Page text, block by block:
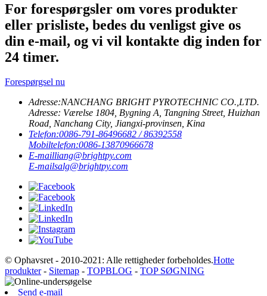
For forespørgsler om vores produkter
eller prisliste, bedes du venligst give os
din e-mail, og vi vil kontakte dig inden for
24 timer.
Forespørgsel nu
Adresse:NANCHANG BRIGHT PYROTECHNIC CO.,LTD.
Adresse: Værelse 1804, Bygning A, Tangning Street, Huizhan
Road, Nanchang City, Jiangxi-provinsen, Kina
Telefon:0086-791-86496682 / 86392558
Mobiltelefon:0086-13870966678
E-mailliang@brightpy.com
E-mailsalg@brightpy.com
© Ophavsret - 2010-2021: Alle rettigheder forbeholdes.Hotte
produkter- Sitemap - TOPBLOG - TOP SØGNING
Send e-mail